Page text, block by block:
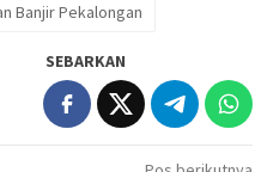
Banjir Pekalongan
SEBARKAN